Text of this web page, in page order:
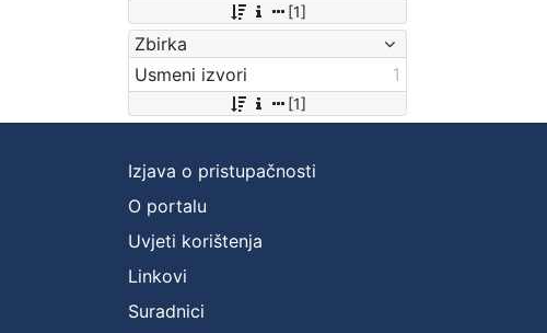
[1]
Zbirka
Usmeni izvori
1
[1]
Izjava o pristupačnosti
O portalu
Uvjeti korištenja
Linkovi
Suradnici